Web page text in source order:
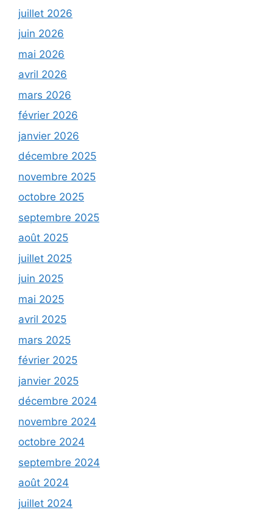
juillet 2026
juin 2026
mai 2026
avril 2026
mars 2026
février 2026
janvier 2026
décembre 2025
novembre 2025
octobre 2025
septembre 2025
août 2025
juillet 2025
juin 2025
mai 2025
avril 2025
mars 2025
février 2025
janvier 2025
décembre 2024
novembre 2024
octobre 2024
septembre 2024
août 2024
juillet 2024